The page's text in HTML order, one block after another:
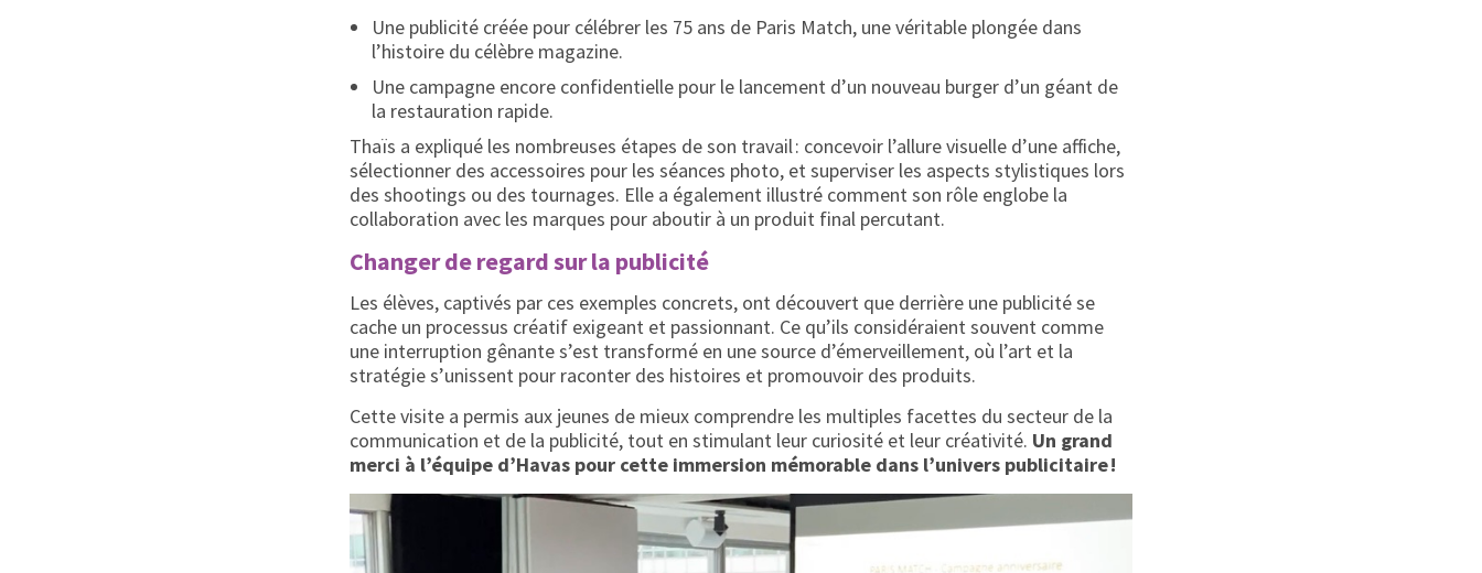
Une publicité créée pour célébrer les 75 ans de Paris Match, une véritable plongée dans
l’histoire du célèbre magazine.
Une campagne encore confidentielle pour le lancement d’un nouveau burger d’un géant de
la restauration rapide.
Thaïs a expliqué les nombreuses étapes de son travail : concevoir l’allure visuelle d’une affiche,
sélectionner des accessoires pour les séances photo, et superviser les aspects stylistiques lors
des shootings ou des tournages. Elle a également illustré comment son rôle englobe la
collaboration avec les marques pour aboutir à un produit final percutant.
Changer de regard sur la publicité
Les élèves, captivés par ces exemples concrets, ont découvert que derrière une publicité se
cache un processus créatif exigeant et passionnant. Ce qu’ils considéraient souvent comme
une interruption gênante s’est transformé en une source d’émerveillement, où l’art et la
stratégie s’unissent pour raconter des histoires et promouvoir des produits.
Cette visite a permis aux jeunes de mieux comprendre les multiples facettes du secteur de la
communication et de la publicité, tout en stimulant leur curiosité et leur créativité. Un grand
merci à l’équipe d’Havas pour cette immersion mémorable dans l’univers publicitaire !